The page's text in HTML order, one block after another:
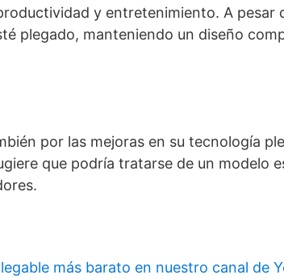
y entretenimiento. A pesar
plegado, manteniendo un diseño
por las mejoras en su tecnología
que podría tratarse de un modelo
más barato en nuestro canal de